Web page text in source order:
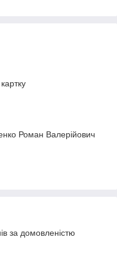
Роман Валерійович
за домовленістю